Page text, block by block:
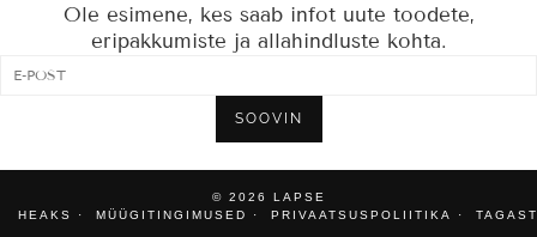
Ole esimene, kes saab infot uute toodete,
eripakkumiste ja allahindluste kohta.
SOOVIN
© 2026 LAPSE
HEAKS
MÜÜGITINGIMUSED PRIVAATSUSPOLIITIKA